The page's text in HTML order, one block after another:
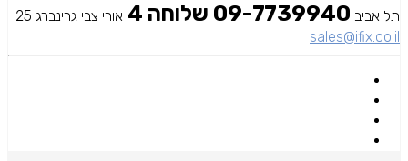
תל אביב 09-7739940 שלוחה 4
אורי צבי גרינברג 25
sales@ifix.co.il